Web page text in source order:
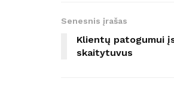
Senesnis įrašas
Klientų patogumui
skaitytuvus